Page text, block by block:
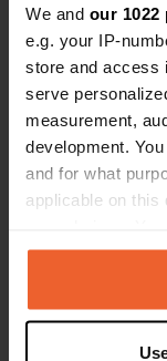
We and our 1022
e.g. your IP-
store and access
serve
measurement,
development.
and for what
applicable on this
any time from
the Privacy
114745
Passer à
pour toutes les
Carte
Afficher
Site web
Numéro de
Appelez